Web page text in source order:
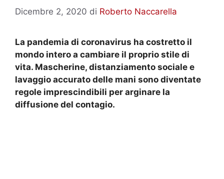
Dicembre 2, 2020 di Roberto Naccarella
La pandemia di coronavirus ha costretto il
mondo intero a cambiare il proprio stile di
vita. Mascherine, distanziamento sociale e
lavaggio accurato delle mani sono diventate
regole imprescindibili per arginare la
diffusione del contagio.